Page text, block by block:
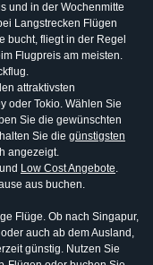
und in der Wochenmitte
Langstrecken Flügen
bucht, fliegt in der Regel
Flugpreis am meisten.
attraktivsten
oder Tokio. Wählen Sie
Sie die gewünschten
Sie die günstigsten
angezeigt.
Low Cost Angebote.
aus buchen.
Flüge. Ob nach Singapur,
auch ab dem Ausland,
günstig. Nutzen Sie